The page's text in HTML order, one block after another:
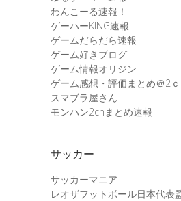
わんこーる速報！
ゲーハーKING速報
ゲームだらだら速報
ゲーム好きブログ
ゲーム情報オリジン
ゲーム感想・評価まとめ＠2ｃ
スマブラ屋さん
モンハン2chまとめ速報
サッカー
サッカーマニア
レオザフットボール日本代表